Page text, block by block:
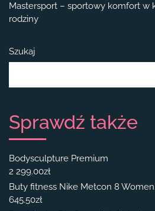
Mastersport – sportowy komfort w
rodziny
Szukaj
Sprawdź także
Bodysculpture Premium
2 299.00zł
Buty fitness Nike Metcon 8
645.50zł